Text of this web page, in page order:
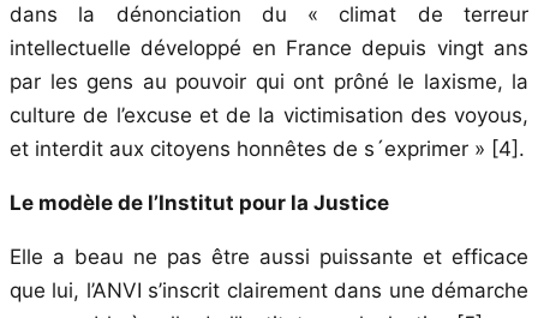
dans la dénonciation du « climat de terreur
intellectuelle développé en France depuis vingt ans
par les gens au pouvoir qui ont prôné le laxisme, la
culture de l’excuse et de la victimisation des voyous,
et interdit aux citoyens honnêtes de s´exprimer » [4].
Le modèle de l’Institut pour la Justice
Elle a beau ne pas être aussi puissante et efficace
que lui, l’ANVI s’inscrit clairement dans une démarche